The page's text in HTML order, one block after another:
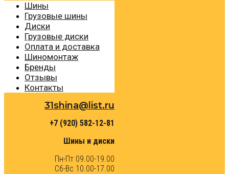
Шины
Грузовые шины
Диски
Грузовые диски
Оплата и доставка
Шиномонтаж
Бренды
Отзывы
Контакты
31shina@list.ru
+7 (920) 582-12-81
Шины и диски
Пн-Пт 09.00-19.00
Сб-Вс 10.00-17.00